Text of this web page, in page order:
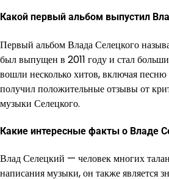
Какой первый альбом выпустил
Первый альбом Влада Селецкого
был выпущен в 2011 году и стал
вошли несколько хитов, включая
получил положительные отзывы от
музыки Селецкого.
Какие интересные факты о Владе
Влад Селецкий — человек многих
написания музыки, он также является